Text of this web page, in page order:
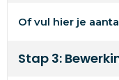
Of vul hier je
Stap 3: